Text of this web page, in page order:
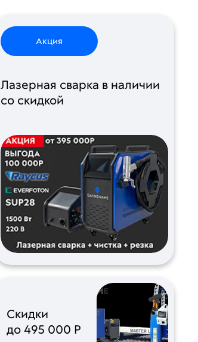
Акция
Лазерная сварка в наличии
со скидкой
Скидки
до 495 000 Р